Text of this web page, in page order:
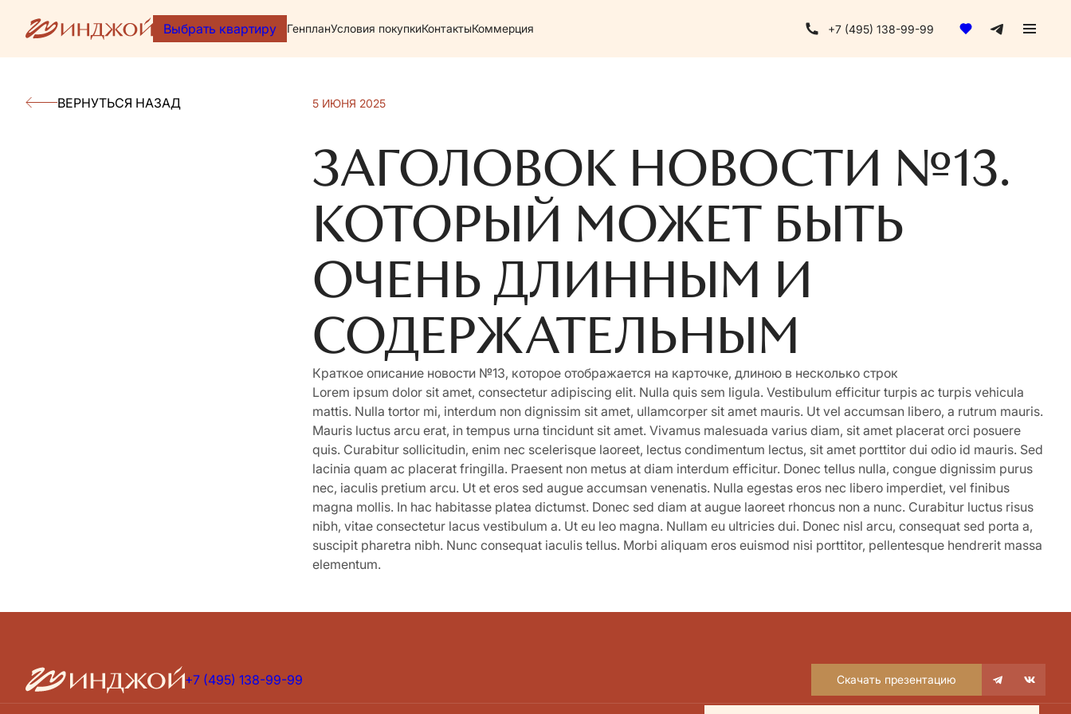
Выбрать квартиру ГенпланУсловия покупкиКонтактыКоммерция +7 (495) 138-99-99
ВЕРНУТЬСЯ НАЗАД 5 ИЮНЯ 2025
ЗАГОЛОВОК НОВОСТИ №13.
КОТОРЫЙ МОЖЕТ БЫТЬ
ОЧЕНЬ ДЛИННЫМ И
СОДЕРЖАТЕЛЬНЫМ
Краткое описание новости №13, которое отображается на карточке, длиною в несколько строк
Lorem ipsum dolor sit amet, consectetur adipiscing elit. Nulla quis sem ligula. Vestibulum efficitur turpis ac turpis vehicula
mattis. Nulla tortor mi, interdum non dignissim sit amet, ullamcorper sit amet mauris. Ut vel accumsan libero, a rutrum mauris.
Mauris luctus arcu erat, in tempus urna tincidunt sit amet. Vivamus malesuada varius diam, sit amet placerat orci posuere
quis. Curabitur sollicitudin, enim nec scelerisque laoreet, lectus condimentum lectus, sit amet porttitor dui odio id mauris. Sed
lacinia quam ac placerat fringilla. Praesent non metus at diam interdum efficitur. Donec tellus nulla, congue dignissim purus
nec, iaculis pretium arcu. Ut et eros sed augue accumsan venenatis. Nulla egestas eros nec libero imperdiet, vel finibus
magna mollis. In hac habitasse platea dictumst. Donec sed diam at augue laoreet rhoncus non a nunc. Curabitur luctus risus
nibh, vitae consectetur lacus vestibulum a. Ut eu leo magna. Nullam eu ultricies dui. Donec nisl arcu, consequat sed porta a,
suscipit pharetra nibh. Nunc consequat iaculis tellus. Morbi aliquam eros euismod nisi porttitor, pellentesque hendrerit massa
elementum.
+7 (495) 138-99-99 Скачать презентацию